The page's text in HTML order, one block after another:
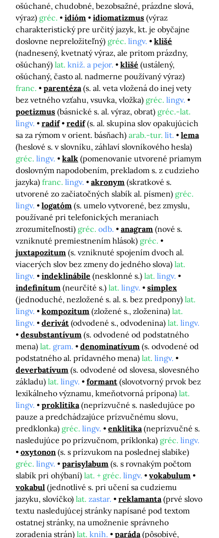
ošúchané, chudobné, bezobsažné, prázdne slová,
výraz) gréc. idióm idiomatizmus (výraz
charakteristický pre určitý jazyk, kt. je obyčajne
doslovne nepreložiteľný) gréc. lingv.
klišé
(nadnesený, kvetnatý výraz, ale pritom prázdny,
ošúchaný) lat. kniž. a pejor. klišé (ustálený,
ošúchaný, často al. nadmerne používaný výraz)
franc.
parentéza (s. al. veta vložená do inej vety
bez vetného vzťahu, vsuvka, vložka) gréc. lingv.
poetizmus (básnické s. al. výraz, obrat) gréc.-lat.
lingv.
radif redif (s. al. skupina slov opakujúcich
sa za rýmom v orient. básňach) arab.-tur. lit.
lema
(heslové s. v slovníku, záhlaví slovníkového hesla)
gréc. lingv. kalk (pomenovanie utvorené priamym
doslovným napodobením, prekladom s. z cudzieho
jazyka) franc. lingv. akronym (skratkové s.
utvorené zo začiatočných slabík al. písmen) gréc.
lingv.
logatóm (s. umelo vytvorené, bez zmyslu,
používané pri telefonických meraniach
zrozumiteľnosti) gréc. odb. anagram (nové s.
vzniknuté premiestnením hlások) gréc.
juxtapozitum (s. vzniknuté spojením dvoch al.
viacerých slov bez zmeny do jedného slova) lat.
lingv.
indeklinábile (nesklonné s.) lat. lingv.
indefinítum (neurčité s.) lat. lingv.
simplex
(jednoduché, nezložené s. al. s. bez predpony) lat.
lingv.
kompozitum (zložené s., zloženina) lat.
lingv.
derivát (odvodené s., odvodenina) lat. lingv.
desubstantívum (s. odvodené od podstatného
mena) lat. gram. denominatívum (s. odvodené od
podstatného al. prídavného mena) lat. lingv.
deverbatívum (s. odvodené od slovesa, slovesného
základu) lat. lingv. formant (slovotvorný prvok bez
lexikálneho významu, kmeňotvorná prípona) lat.
lingv.
proklitika (neprízvučné s. nasledujúce po
pauze a predchádzajúce prízvučnému slovu,
predklonka) gréc. lingv. enklitika (neprízvučné s.
nasledujúce po prízvučnom, príklonka) gréc. lingv.
oxytonon (s. s prízvukom na poslednej slabike)
gréc. lingv. parisylabum (s. s rovnakým počtom
slabík pri ohýbaní) lat. + gréc. lingv.
vokabulum
vokabul (jednotlivé s. pri učení sa cudziemu
jazyku, slovíčko) lat. zastar. reklamanta (prvé slovo
textu nasledujúcej stránky napísané pod textom
ostatnej stránky, na umožnenie správneho
zoradenia strán) lat. knih. paráda (pôsobivé,